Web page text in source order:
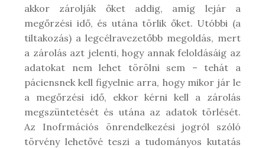
akkor zárolják őket addig, amíg lejár a
megőrzési idő, és utána törlik őket. Utóbbi (a
tiltakozás) a legcélravezetőbb megoldás, mert
a zárolás azt jelenti, hogy annak feloldásáig az
adatokat nem lehet törölni sem – tehát a
páciensnek kell figyelnie arra, hogy mikor jár le
a megőrzési idő, ekkor kérni kell a zárolás
megszüntetését és utána az adatok törlését.
Az Inofrmációs önrendelkezési jogról szóló
törvény lehetővé teszi a tudományos kutatás